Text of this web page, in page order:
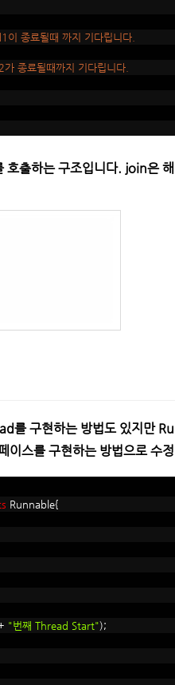
종료될때 까지 기다립니다.
종료될때까지 기다립니다.
출하는 구조입니다. join은
를 구현하는 방법도 있지만
스를 구현하는 방법으로 수
Runnable{
"번째 Thread Start");